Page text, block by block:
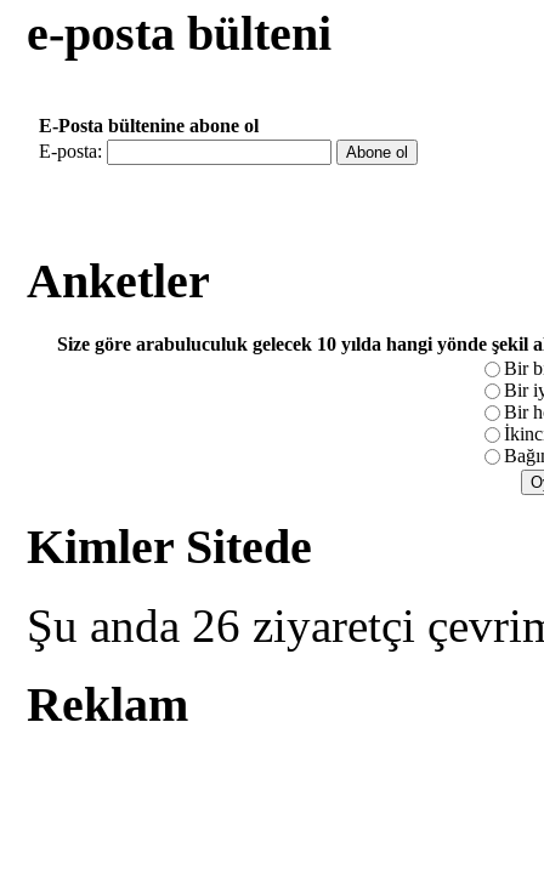
e-posta bülteni
E-Posta bültenine abone ol
E-posta:
Anketler
Size göre arabuluculuk gelecek 10 yılda hangi yönde şekil
Bir
Bir
Bir
Kimler Sitede
Şu anda 26 ziyaretçi
Reklam